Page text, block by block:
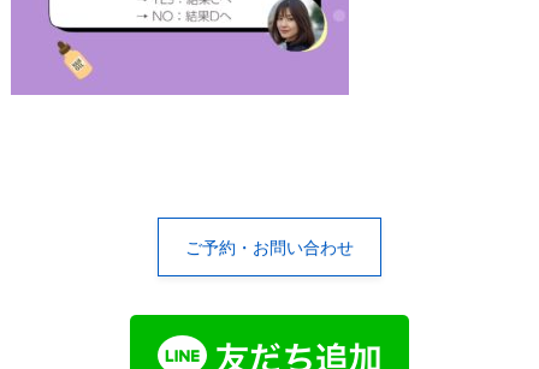
ご予約・お問い合わせ